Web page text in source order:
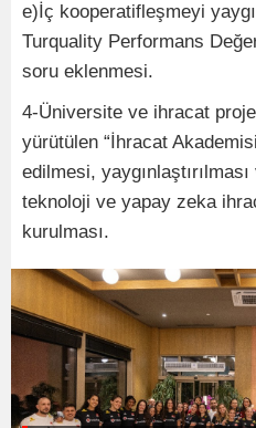
e)İç kooperatifleşmeyi
Turquality Performans
soru eklenmesi.
4-Üniversite ve ihracat
yürütülen “İhracat
edilmesi,
teknoloji ve yapay zeka
kurulması.